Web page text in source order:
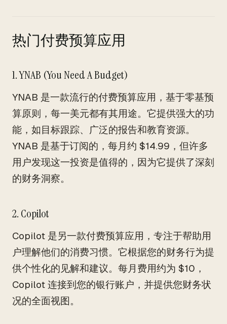
热门付费预算应用
1. YNAB (You Need A Budget)
YNAB 是一款流行的付费预算应用，基于零基预
算原则，每一美元都有其用途。它提供强大的功
能，如目标跟踪、广泛的报告和教育资源。
YNAB 是基于订阅的，每月约 $14.99，但许多
用户发现这一投资是值得的，因为它提供了深刻
的财务洞察。
2. Copilot
Copilot 是另一款付费预算应用，专注于帮助用
户理解他们的消费习惯。它根据您的财务行为提
供个性化的见解和建议。每月费用约为 $10，
Copilot 连接到您的银行账户，并提供您财务状
况的全面视图。